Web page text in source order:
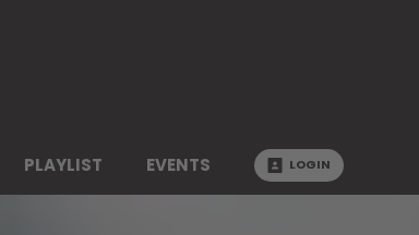
PLAYLIST EVENTS LOGIN